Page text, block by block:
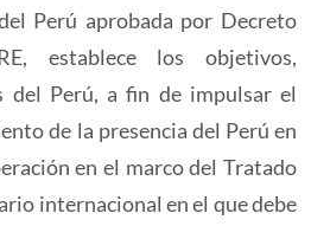
Perú aprobada por Decreto
establece los objetivos,
del Perú, a fin de impulsar el
de la presencia del Perú en
en el marco del Tratado
internacional en el que debe